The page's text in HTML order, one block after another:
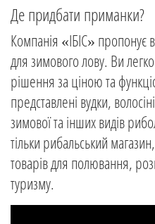
Де придбати приманки?
Компанія «ІБІС»
для зимового лову. Ви
рішення за ціною та
представлені вудки,
зимової та інших видів
тільки рибальський
товарів для полювання,
туризму.